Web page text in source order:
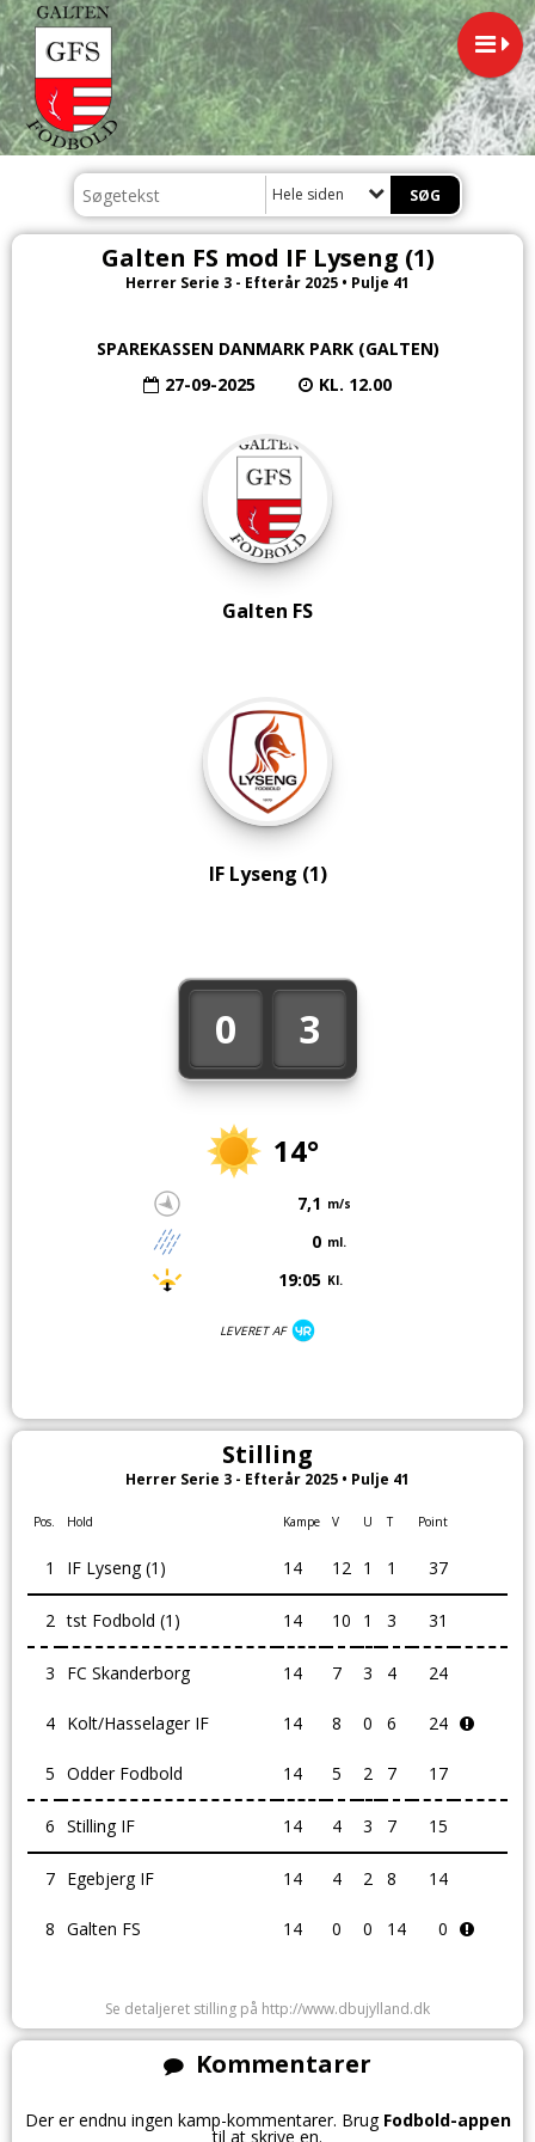
Hele siden
Galten FS mod IF Lyseng (1)
Herrer Serie 3 - Efterår 2025 • Pulje 41
SPAREKASSEN DANMARK PARK (GALTEN)
27-09-2025
KL. 12.00
Galten FS
0 3
14°
7,1 m/s
0 ml.
19:05 Kl.
LEVERET AF
IF Lyseng (1)
Stilling
Herrer Serie 3 - Efterår 2025 • Pulje 41
Pos. Hold Kampe V U T Point
1 IF Lyseng (1) 14 12 1 1 37
2 tst Fodbold (1) 14 10 1 3 31
3 FC Skanderborg 14 7 3 4 24
4 Kolt/Hasselager IF 14 8 0 6 24
5 Odder Fodbold 14 5 2 7 17
6 Stilling IF 14 4 3 7 15
7 Egebjerg IF 14 4 2 8 14
8 Galten FS 14 0 0 14 0
Se detaljeret stilling på http://www.dbujylland.dk
Kommentarer
Der er endnu ingen kamp-kommentarer. Brug Fodbold-appen
til at skrive en.